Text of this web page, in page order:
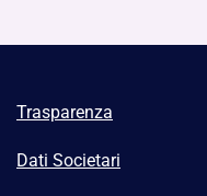
Trasparenza
Dati Societari